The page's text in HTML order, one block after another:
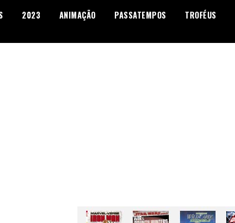
2023 ANIMAÇÃO PASSATEMPOS TROFÉUS